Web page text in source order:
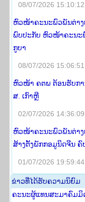
08/07/2026 15:10:12
ຫົວໜ້າຄະນະພົວພັນຕ່າງ
ພົບປະກັບ ຫົວໜ້າຄະນະ
ກູບາ
08/07/2026 15:06:51
ຫົວໜ້າ ຄຕພ ຕ້ອນຮັບກາ
ສ. ເກົາຫຼີ
02/07/2026 14:36:09
ຫົວໜ້າຄະນະພົວພັນຕ່າງ
ສ້າງຕັ້ງພັກກອມູນິດຈີນ ຄົ
01/07/2026 19:59:44
​ຂ່າວ​ທີ່​ໄດ້​ຮັບ​ຄວາມ​ນິ​ຍົມ
ຄະນະຜູ້ແທນສະມາຄົມມິ